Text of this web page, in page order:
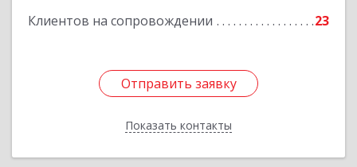
Клиентов на сопровождении 23
Отправить заявку
Показать контакты
Отправить заявку
Назад